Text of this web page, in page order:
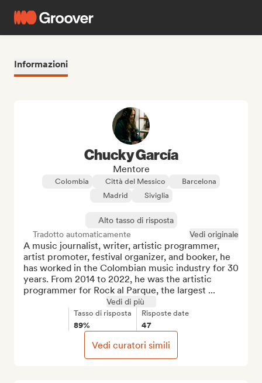
Informazioni
Chucky García
Mentore
Colombia Città del Messico
Barcelona
Madrid
Siviglia
Alto tasso di risposta
Tradotto automaticamente
Vedi originale
A music journalist, writer, artistic programmer,
artist promoter, festival organizer, and booker, he
has worked in the Colombian music industry for 30
years. From 2014 to 2022, he was the artistic
programmer for Rock al Parque, the largest ...
Vedi di più
Tasso di risposta
89%
Risposte date
47
Vedi curatori simili